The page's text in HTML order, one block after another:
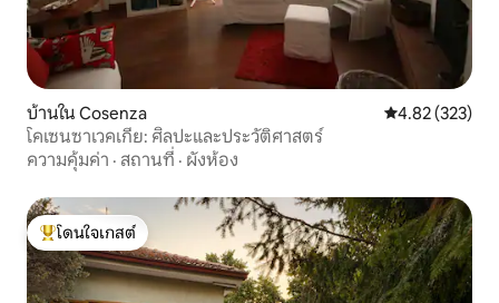
บ้านใน Cosenza คะแนนเฉลี่ย
4.82 (323)
โคเซนซาเวคเกีย: ศิลปะและประวัติศาสตร์
ความคุ้มค่า · สถานที่ · ผังห้อง
โดนใจเกสต์ที่สุด
โดนใจเกสต์